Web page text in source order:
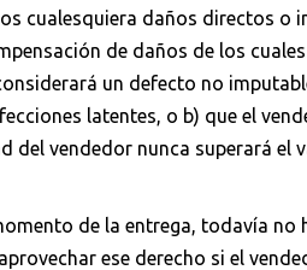
cualesquiera daños directos o
de daños de los
un defecto no
latentes, o b) que el
vendedor nunca superará el
de la entrega, todavía
ese derecho si el